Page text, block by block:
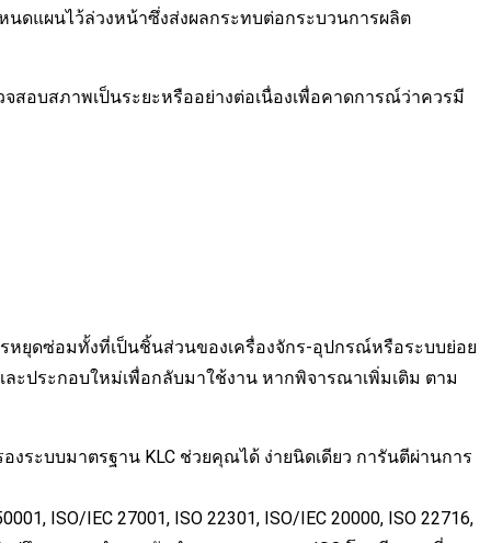
นดแผนไว้ล่วงหน้าซึ่งส่งผลกระทบต่อกระบวนการผลิต
บสภาพเป็นระยะหรืออย่างต่อเนื่องเพื่อคาดการณ์ว่าควรมี
ยุดซ่อมทั้งที่เป็นชิ้นส่วนของเครื่องจักร-อุปกรณ์หรือระบบย่อย
ะประกอบใหม่เพื่อกลับมาใช้งาน หากพิจารณาเพิ่มเติม ตาม
ะบบมาตรฐาน KLC ช่วยคุณได้ ง่ายนิดเดียว การันตีผ่านการ
ISO/IEC 27001, ISO 22301, ISO/IEC 20000, ISO 22716,